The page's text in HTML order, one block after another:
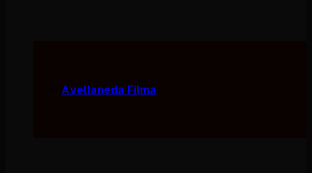
Avellaneda Filma